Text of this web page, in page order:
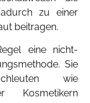
zu einer
beitragen.
eine nicht-
Sie
wie
Kosmetikern